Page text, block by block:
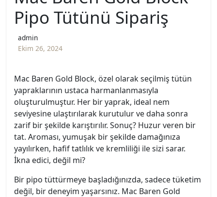
Pipo Tütünü Sipariş
admin
Ekim 26, 2024
Mac Baren Gold Block, özel olarak seçilmiş tütün
yapraklarının ustaca harmanlanmasıyla
oluşturulmuştur. Her bir yaprak, ideal nem
seviyesine ulaştırılarak kurutulur ve daha sonra
zarif bir şekilde karıştırılır. Sonuç? Huzur veren bir
tat. Aroması, yumuşak bir şekilde damağınıza
yayılırken, hafif tatlılık ve kremliliği ile sizi sarar.
İkna edici, değil mi?
Bir pipo tüttürmeye başladığınızda, sadece tüketim
değil, bir deneyim yaşarsınız. Mac Baren Gold